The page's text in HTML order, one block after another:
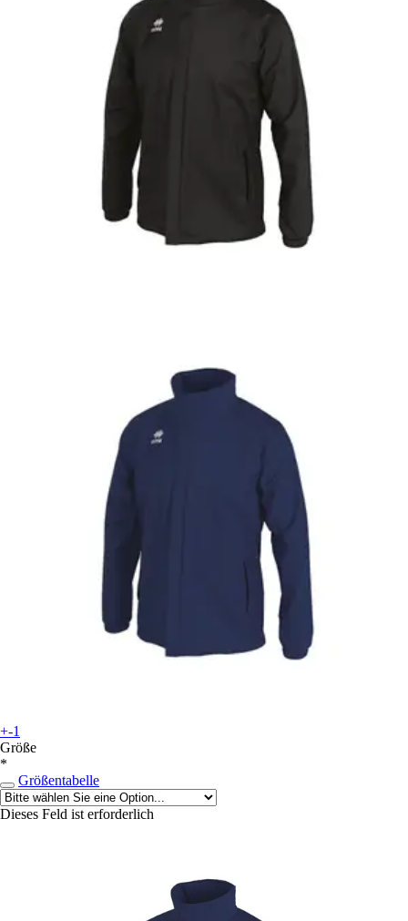
+-1
Größe
*
Größentabelle
Dieses Feld ist erforderlich